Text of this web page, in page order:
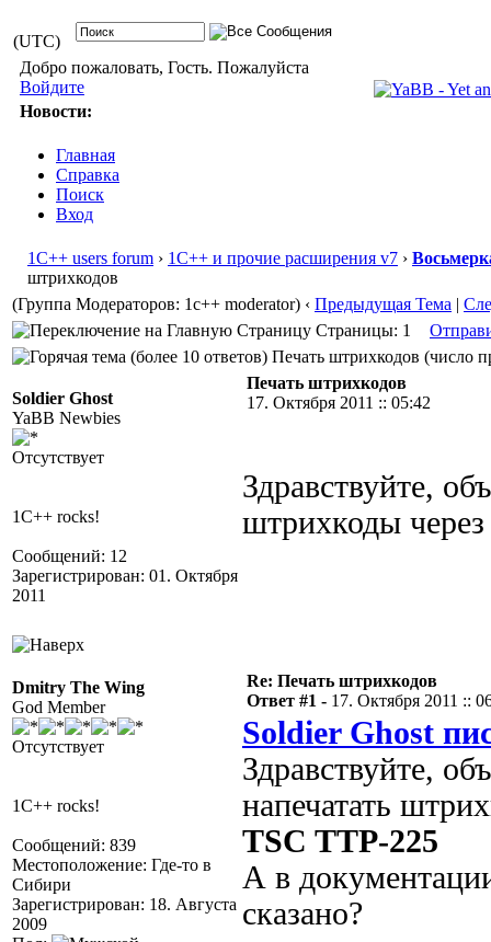
(UTC)
Добро пожаловать, Гость. Пожалуйста
Войдите
Новости:
Главная
Справка
Поиск
Вход
1С++ users forum › 1С++ и прочие расширения v7 ›
штрихкодов
(Группа Модераторов: 1c++ moderator) ‹ Предыдущая Тема |
Страницы: 1
Печать штрихкодов (число
Soldier Ghost
YaBB Newbies
Отсутствует
1C++ rocks!
Сообщений: 12
Зарегистрирован: 01. Октября
2011
Печать штрихкодов
17. Октября 2011 :: 05:42
Здравствуйте,
штрихкоды
Dmitry The Wing
God Member
Отсутствует
1C++ rocks!
Сообщений: 839
Местоположение: Где-то в
Сибири
Зарегистрирован: 18. Августа
2009
Re: Печать штрихкодов
Ответ #1 - 17. Октября 2011 ::
Soldier Ghost
Здравствуйте,
напечатать
TSC TTP-225
А в
сказано?